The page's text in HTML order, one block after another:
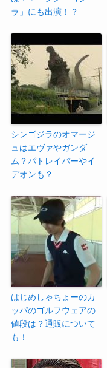
ラ」にも出演！？
シンゴジラのオマージ
ュはエヴァやガンダ
ム？パトレイバーやイ
デオンも？
はじめしゃちょーのカ
ッパのゴルフウェアの
値段は？通販について
も！